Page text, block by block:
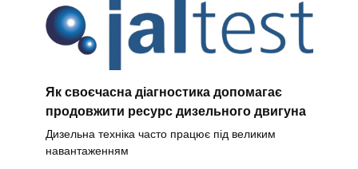
Як своєчасна діагностика допомагає
продовжити ресурс дизельного двигуна
Дизельна техніка часто працює під великим
навантаженням